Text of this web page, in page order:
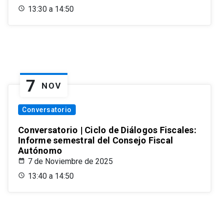
13:30 a 14:50
7 NOV
Conversatorio
Conversatorio | Ciclo de Diálogos Fiscales:
Informe semestral del Consejo Fiscal
Autónomo
7 de Noviembre de 2025
13:40 a 14:50